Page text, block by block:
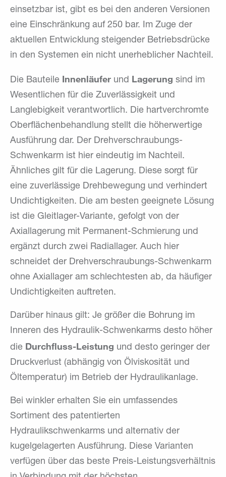
einsetzbar ist, gibt es bei den anderen Versionen
eine Einschränkung auf 250 bar. Im Zuge der
aktuellen Entwicklung steigender Betriebsdrücke
in den Systemen ein nicht unerheblicher Nachteil.
Die Bauteile Innenläufer und Lagerung sind im
Wesentlichen für die Zuverlässigkeit und
Langlebigkeit verantwortlich. Die hartverchromte
Oberflächenbehandlung stellt die höherwertige
Ausführung dar. Der Drehverschraubungs-
Schwenkarm ist hier eindeutig im Nachteil.
Ähnliches gilt für die Lagerung. Diese sorgt für
eine zuverlässige Drehbewegung und verhindert
Undichtigkeiten. Die am besten geeignete Lösung
ist die Gleitlager-Variante, gefolgt von der
Axiallagerung mit Permanent-Schmierung und
ergänzt durch zwei Radiallager. Auch hier
schneidet der Drehverschraubungs-Schwenkarm
ohne Axiallager am schlechtesten ab, da häufiger
Undichtigkeiten auftreten.
Darüber hinaus gilt: Je größer die Bohrung im
Inneren des Hydraulik-Schwenkarms desto höher
die Durchfluss-Leistung und desto geringer der
Druckverlust (abhängig von Ölviskosität und
Öltemperatur) im Betrieb der Hydraulikanlage.
Bei winkler erhalten Sie ein umfassendes
Sortiment des patentierten
Hydraulikschwenkarms und alternativ der
kugelgelagerten Ausführung. Diese Varianten
verfügen über das beste Preis-Leistungsverhältnis